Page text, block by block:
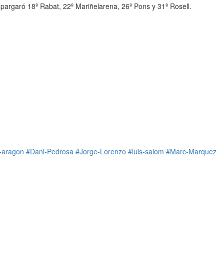
18º Rabat, 22º Mariñelarena, 26º Pons y 31º Rosell.
#Dani-Pedrosa #Jorge-Lorenzo #luis-salom #Marc-Marquez